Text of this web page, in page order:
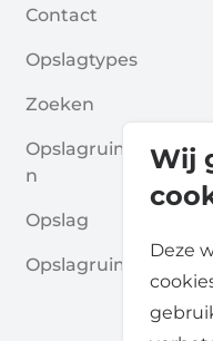
Wij
Deze
Contact
Opslagtypes
Zoeken
Opslagruimte
N
Opslag
Opslagruimte Gidsen